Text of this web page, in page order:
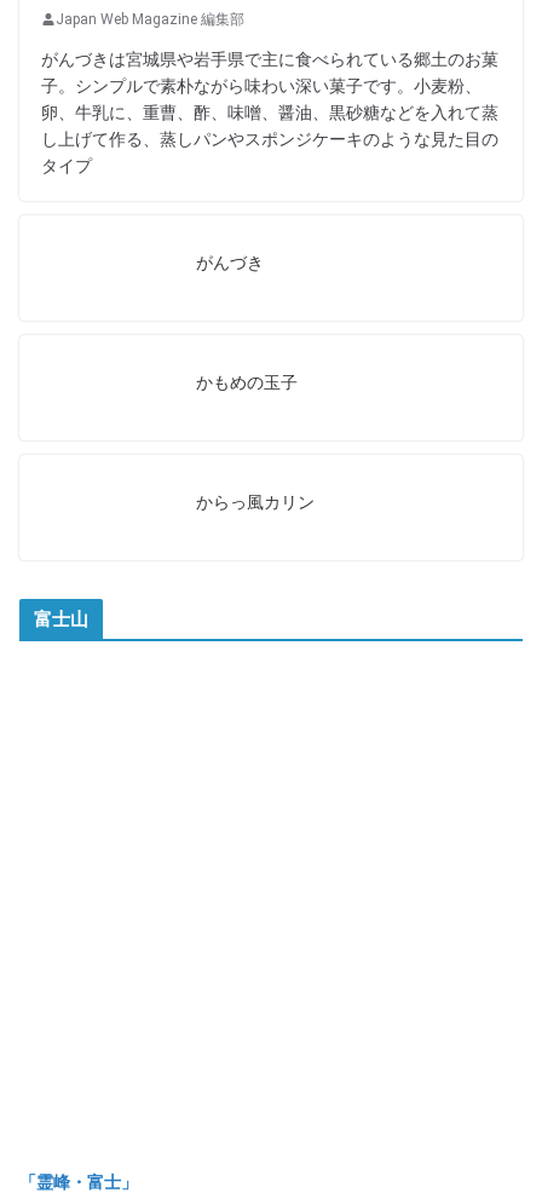
Japan Web Magazine 編集部
がんづきは宮城県や岩手県で主に食べられている郷土のお菓
子。シンプルで素朴ながら味わい深い菓子です。小麦粉、
卵、牛乳に、重曹、酢、味噌、醤油、黒砂糖などを入れて蒸
し上げて作る、蒸しパンやスポンジケーキのような見た目の
タイプ
がんづき
かもめの玉子
からっ風カリン
富士山
「霊峰・富士」